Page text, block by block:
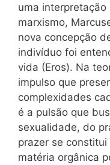
uma
marxismo,
nova concepção
indivíduo foi
vida (Eros). Na
impulso que
complexidades
é a pulsão que
sexualidade, do
prazer se
matéria orgânica